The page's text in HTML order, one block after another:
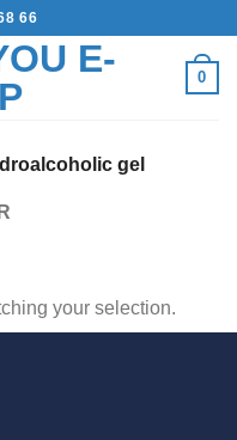
66
0
gel
your selection.